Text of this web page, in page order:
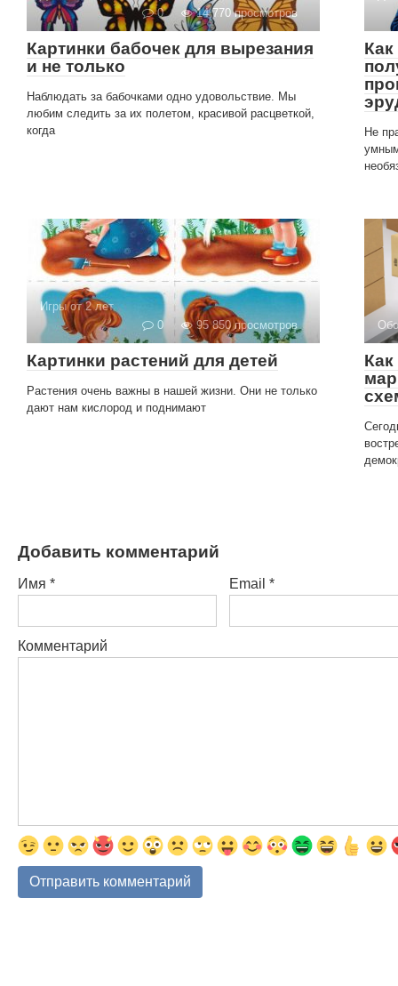
0
14 770 просмотров
Картинки бабочек для вырезания
и не только
Наблюдать за бабочками одно удовольствие. Мы
любим следить за их полетом, красивой расцветкой,
когда
Не
Игры от 2 лет
0
95 850 просмотров
Картинки растений для детей
Растения очень важны в нашей жизни. Они не только
дают нам кислород и поднимают
Как
Добавить комментарий
Имя * Email *
Комментарий